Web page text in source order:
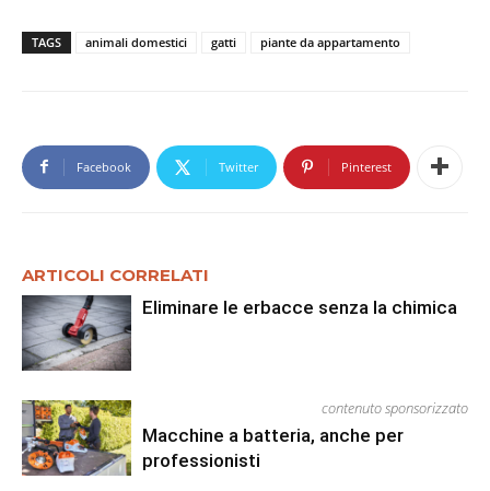
TAGS animali domestici gatti piante da appartamento
Facebook Twitter Pinterest
ARTICOLI CORRELATI
Eliminare le erbacce senza la chimica
contenuto sponsorizzato
Macchine a batteria, anche per
professionisti